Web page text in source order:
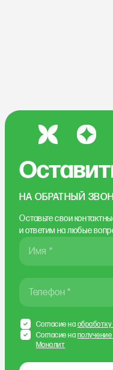
НА ОБРАТНЫЙ
Оставьте свои
и ответим на любые
Имя *
Телефон *
Согласие на
Согласие на
Монолит